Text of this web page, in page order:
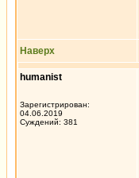
Наверх
humanist
Зарегистрирован:
04.06.2019
Суждений: 381